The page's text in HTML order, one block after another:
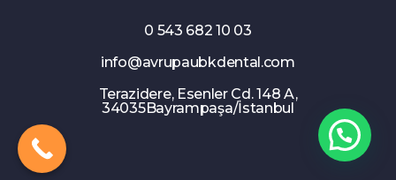
0 543 682 10 03
info@avrupaubkdental.com
Terazidere, Esenler Cd. 148 A,
34035Bayrampaşa/İstanbul